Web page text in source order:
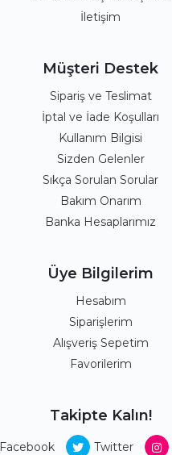
İletişim
Müşteri Destek
Sipariş ve Teslimat
İptal ve İade Koşulları
Kullanım Bilgisi
Sizden Gelenler
Sıkça Sorulan Sorular
Bakım Onarım
Banka Hesaplarımız
Üye Bilgilerim
Hesabım
Siparişlerim
Alışveriş Sepetim
Favorilerim
Takipte Kalın!
Facebook Twitter